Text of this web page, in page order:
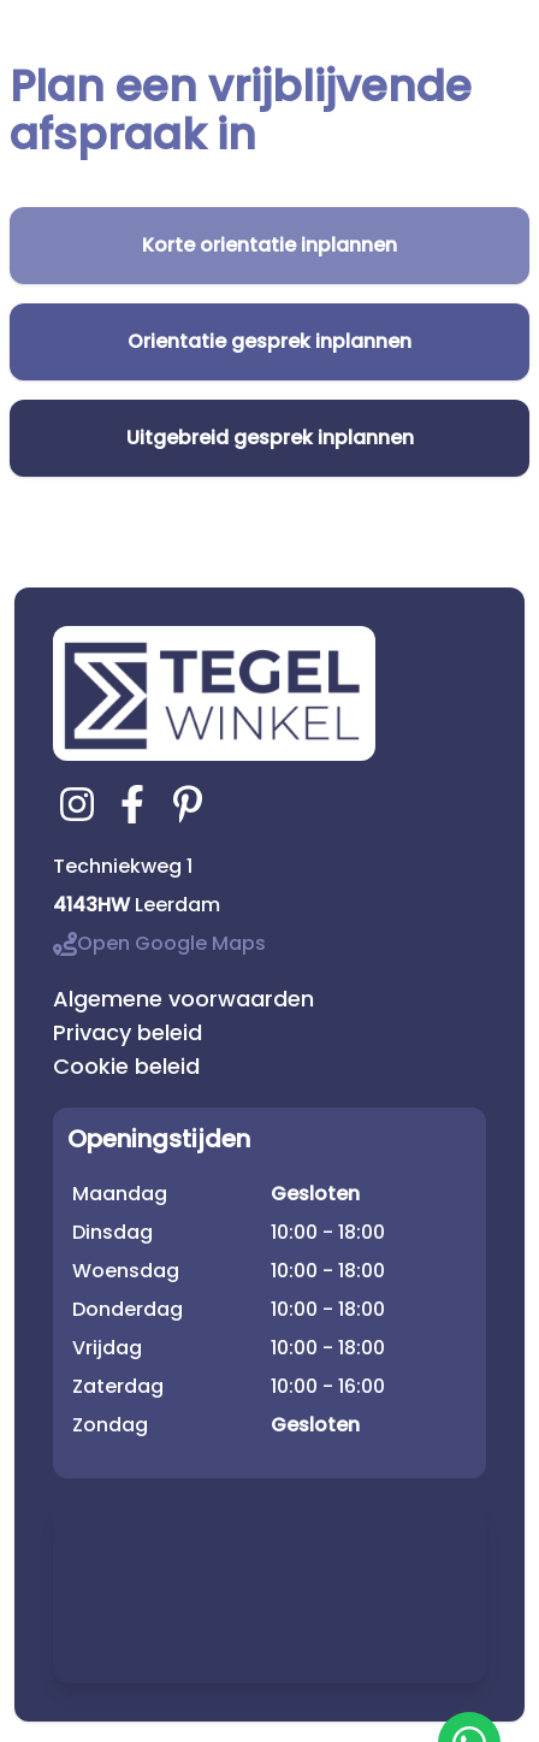
Plan een vrijblijvende
afspraak in
Korte orientatie inplannen
Orientatie gesprek inplannen
Uitgebreid gesprek inplannen
Techniekweg 1
4143HWLeerdam
Open Google Maps
Algemene voorwaarden
Privacy beleid
Cookie beleid
Openingstijden
Maandag
Gesloten
Dinsdag
10:00 - 18:00
Woensdag
10:00 - 18:00
Donderdag
10:00 - 18:00
Vrijdag
10:00 - 18:00
Zaterdag
10:00 - 16:00
Zondag
Gesloten